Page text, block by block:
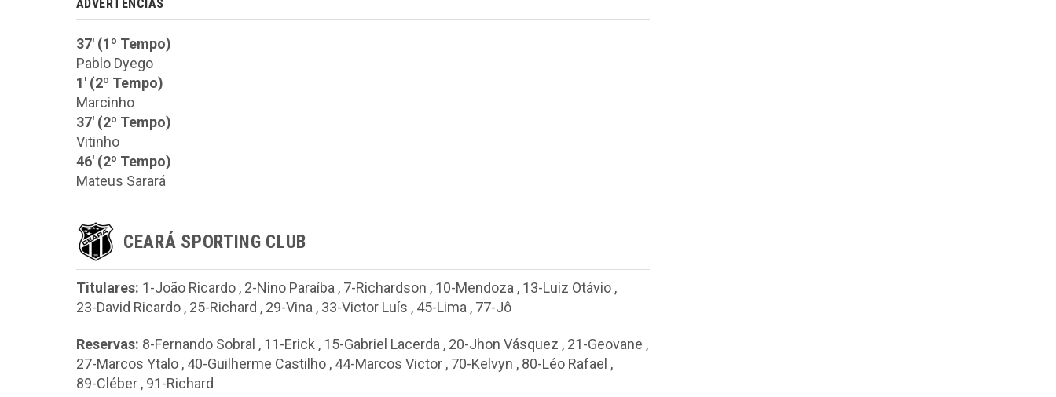
ADVERTÊNCIAS
37' (1º Tempo)
Pablo Dyego
1' (2º Tempo)
Marcinho
37' (2º Tempo)
Vitinho
46' (2º Tempo)
Mateus Sarará
CEARÁ SPORTING CLUB
Titulares: 1-João Ricardo , 2-Nino Paraíba , 7-Richardson , 10-Mendoza , 13-Luiz Otávio ,
23-David Ricardo , 25-Richard , 29-Vina , 33-Victor Luís , 45-Lima , 77-Jô
Reservas: 8-Fernando Sobral , 11-Erick , 15-Gabriel Lacerda , 20-Jhon Vásquez , 21-Geovane ,
27-Marcos Ytalo , 40-Guilherme Castilho , 44-Marcos Victor , 70-Kelvyn , 80-Léo Rafael ,
89-Cléber , 91-Richard